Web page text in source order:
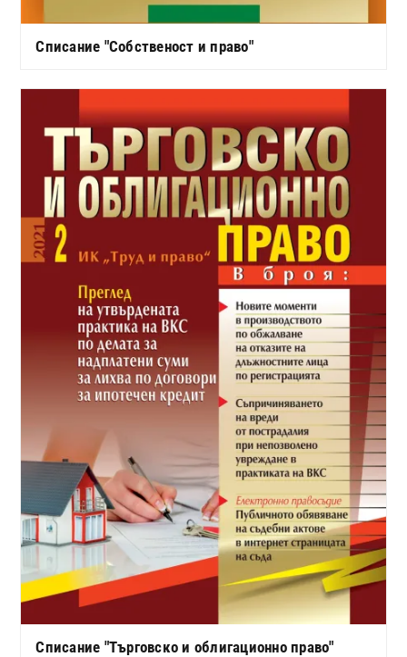
Списание "Собственост и право"
Списание "Търговско и облигационно право"